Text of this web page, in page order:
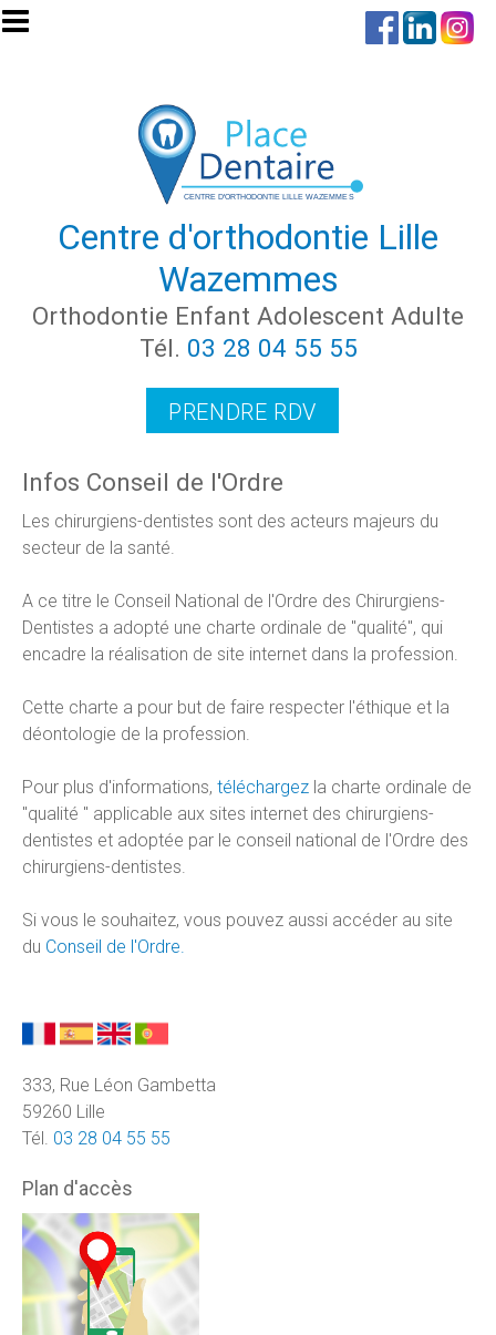
Aller au contenu principal
Centre d'orthodontie Lille
Wazemmes
Orthodontie Enfant Adolescent Adulte
Tél. 03 28 04 55 55
PRENDRE RDV
Infos Conseil de l'Ordre
Les chirurgiens-dentistes sont des acteurs majeurs du
secteur de la santé.
A ce titre le Conseil National de l'Ordre des Chirurgiens-
Dentistes a adopté une charte ordinale de "qualité", qui
encadre la réalisation de site internet dans la profession.
Cette charte a pour but de faire respecter l'éthique et la
déontologie de la profession.
Pour plus d'informations, téléchargez la charte ordinale de
"qualité " applicable aux sites internet des chirurgiens-
dentistes et adoptée par le conseil national de l'Ordre des
chirurgiens-dentistes.
Si vous le souhaitez, vous pouvez aussi accéder au site
du Conseil de l'Ordre.
333, Rue Léon Gambetta
59260 Lille
Tél. 03 28 04 55 55
Plan d'accès